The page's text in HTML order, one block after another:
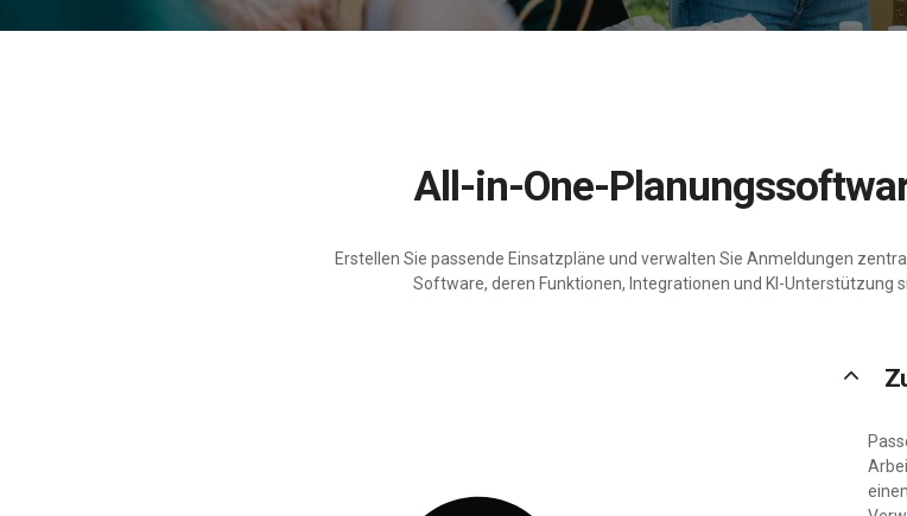
All-in-One-
Erstellen Sie passende Einsatzpläne und verwalten Sie Anmeldungen
Software, deren Funktionen, Integrationen und KI-Unterstützung
keyboard_arrow_up